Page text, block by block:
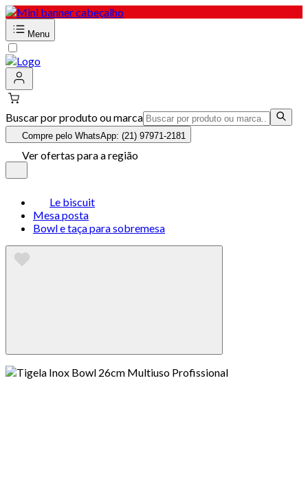
Menu
Buscar por produto ou marca
Compre pelo WhatsApp: (21) 97971-2181
Ver ofertas para a região
Le biscuit
Mesa posta
Bowl e taça para sobremesa